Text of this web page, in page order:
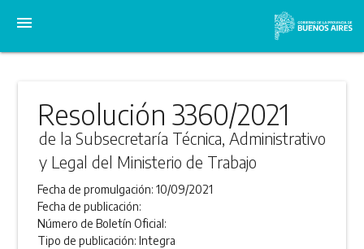
menu
Resolución 3360/2021
de la Subsecretaría Técnica, Administrativo
y Legal del Ministerio de Trabajo
Fecha de promulgación:10/09/2021
Fecha de publicación:
Número de Boletín Oficial:
Tipo de publicación:Integra